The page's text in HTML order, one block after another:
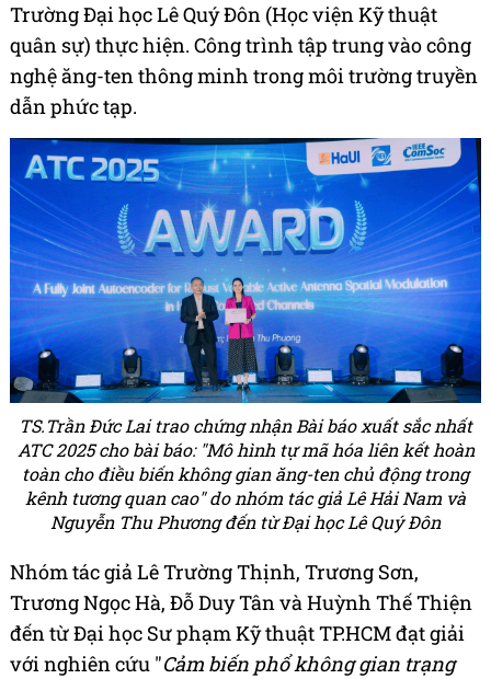
Trường Đại học Lê Quý Đôn (Học viện Kỹ thuật
quân sự) thực hiện. Công trình tập trung vào công
nghệ ăng-ten thông minh trong môi trường truyền
dẫn phức tạp.
TS.Trần Đức Lai trao chứng nhận Bài báo xuất sắc nhất
ATC 2025 cho bài báo: "Mô hình tự mã hóa liên kết hoàn
toàn cho điều biến không gian ăng-ten chủ động trong
kênh tương quan cao" do nhóm tác giả Lê Hải Nam và
Nguyễn Thu Phương đến từ Đại học Lê Quý Đôn
Nhóm tác giả Lê Trường Thịnh, Trương Sơn,
Trương Ngọc Hà, Đỗ Duy Tân và Huỳnh Thế Thiện
đến từ Đại học Sư phạm Kỹ thuật TP.HCM đạt giải
với nghiên cứu "Cảm biến phổ không gian trạng